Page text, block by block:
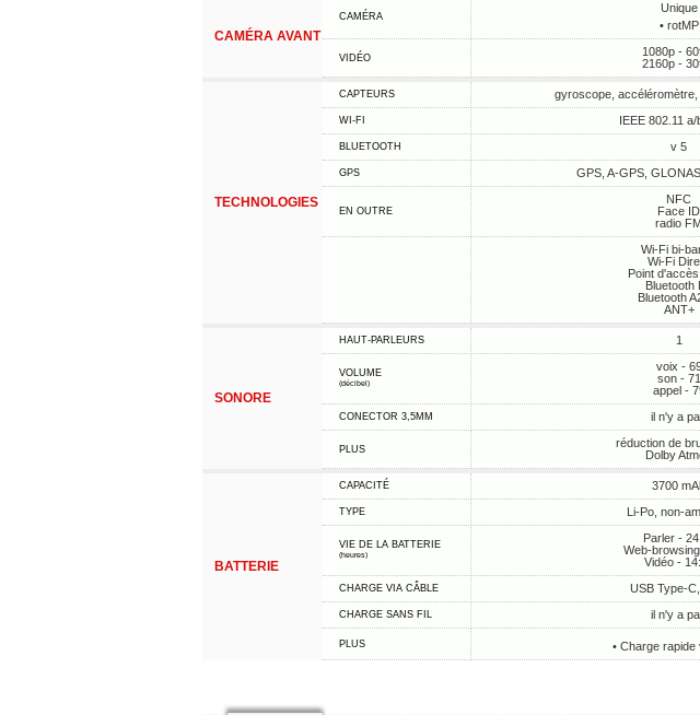
CAMÉRA AVANT
CAMÉRA
Unique
• rotMP
VIDÉO
1080p -
2160p -
TECHNOLOGIES
CAPTEURS gyroscope,
WI-FI IEEE 802.11 a/
BLUETOOTH v 5
GPS GPS, A-GPS,
EN OUTRE
NFC
Face ID
radio
Wi-Fi bi-
Wi-Fi
Point
Bluetooth
Bluetooth
ANT+
SONORE
HAUT-PARLEURS 1
VOLUME
(décibel)
voix -
son - 71
appel -
CONECTOR 3,5MM il n'y a
PLUS
réduction de
Dolby
BATTERIE
CAPACITÉ 3700
TYPE Li-Po, non-
VIE DE LA BATTERIE
(heures)
Parler -
Web-
Vidéo -
CHARGE VIA CÂBLE USB Type-
CHARGE SANS FIL il n'y a
PLUS • Charge rapide